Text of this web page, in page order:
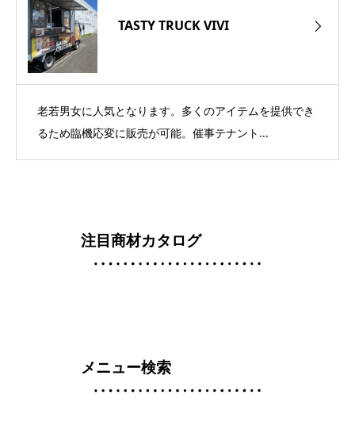
TASTY TRUCK VIVI
老若男女に人気となります。多くのアイテムを提供でき
るため臨機応変に販売が可能。催事テナント...
注目商材カタログ
メニュー検索